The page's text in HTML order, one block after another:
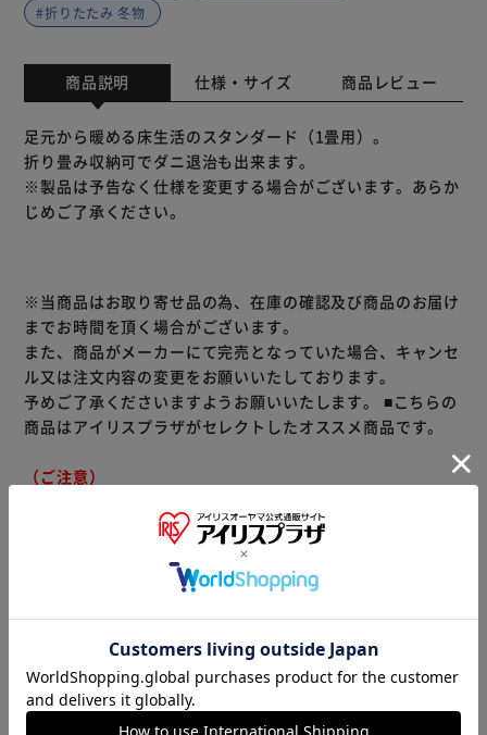
#折りたたみ 冬物
商品説明 仕様・サイズ 商品レビュー
足元から暖める床生活のスタンダード（1畳用）。
折り畳み収納可でダニ退治も出来ます。
※製品は予告なく仕様を変更する場合がございます。あらか
じめご了承ください。
※当商品はお取り寄せ品の為、在庫の確認及び商品のお届け
までお時間を頂く場合がございます。
また、商品がメーカーにて完売となっていた場合、キャンセ
ル又は注文内容の変更をお願いいたしております。
予めご了承くださいますようお願いいたします。 ■こちらの
商品はアイリスプラザがセレクトしたオススメ商品です。
（ご注意）
ます。ご注文をいただいた後にお断りさせていただく場合が
ございますのでなにとぞご了承ください。
商品情報